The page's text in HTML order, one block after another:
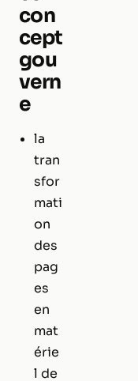
con
cept
gou
vern
e
la
tran
sfor
mati
on
des
pag
es
en
mat
érie
l de